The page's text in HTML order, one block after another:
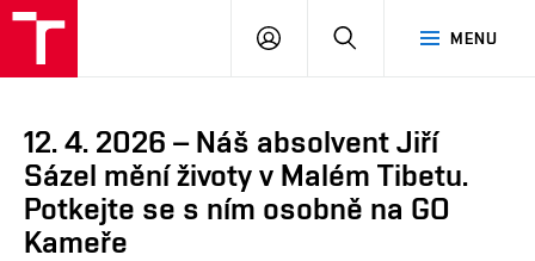
Brno
MENU
PŘIHLÁSIT
12. 4. 2026 – Náš absolvent Jiří
Sázel mění životy v Malém Tibetu.
Potkejte se s ním osobně na GO
Kameře